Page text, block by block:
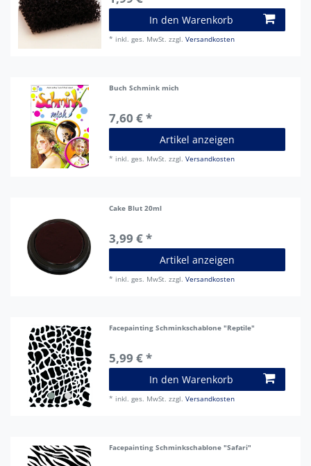
In den Warenkorb
* inkl. ges. MwSt. zzgl.Versandkosten
Buch Schmink mich
7,60 € *
Artikel anzeigen
* inkl. ges. MwSt. zzgl.Versandkosten
Cake Blut 20ml
3,99 € *
Artikel anzeigen
* inkl. ges. MwSt. zzgl.Versandkosten
Facepainting Schminkschablone "Reptile"
5,99 € *
In den Warenkorb
* inkl. ges. MwSt. zzgl.Versandkosten
Facepainting Schminkschablone "Safari"